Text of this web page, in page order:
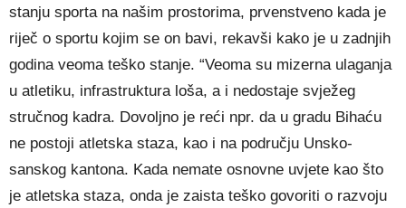
stanju sporta na našim prostorima, prvenstveno kada je
riječ o sportu kojim se on bavi, rekavši kako je u zadnjih
godina veoma teško stanje. “Veoma su mizerna ulaganja
u atletiku, infrastruktura loša, a i nedostaje svježeg
stručnog kadra. Dovoljno je reći npr. da u gradu Bihaću
ne postoji atletska staza, kao i na području Unsko-
sanskog kantona. Kada nemate osnovne uvjete kao što
je atletska staza, onda je zaista teško govoriti o razvoju